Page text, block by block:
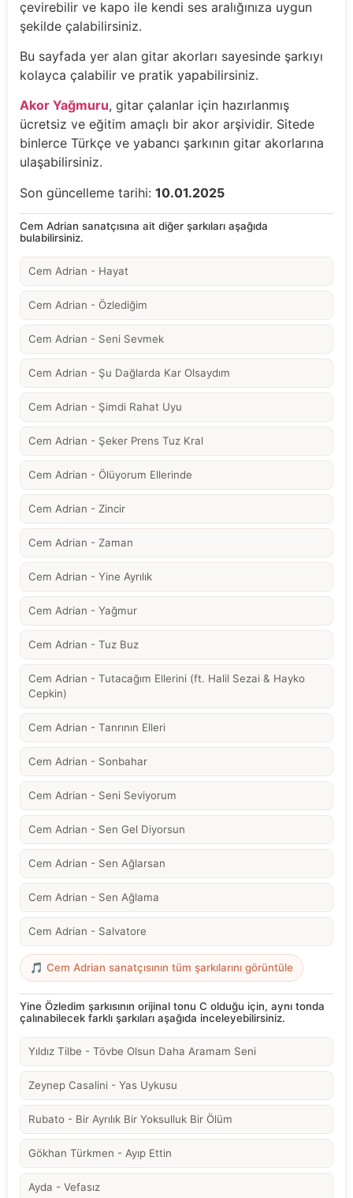
çevirebilir ve kapo ile kendi ses aralığınıza uygun
şekilde çalabilirsiniz.
Bu sayfada yer alan gitar akorları sayesinde şarkıyı
kolayca çalabilir ve pratik yapabilirsiniz.
Akor Yağmuru, gitar çalanlar için hazırlanmış
ücretsiz ve eğitim amaçlı bir akor arşividir. Sitede
binlerce Türkçe ve yabancı şarkının gitar akorlarına
ulaşabilirsiniz.
Son güncelleme tarihi: 10.01.2025
Cem Adrian sanatçısına ait diğer şarkıları aşağıda
bulabilirsiniz.
Cem Adrian - Hayat
Cem Adrian - Özlediğim
Cem Adrian - Seni Sevmek
Cem Adrian - Şu Dağlarda Kar Olsaydım
Cem Adrian - Şimdi Rahat Uyu
Cem Adrian - Şeker Prens Tuz Kral
Cem Adrian - Ölüyorum Ellerinde
Cem Adrian - Zincir
Cem Adrian - Zaman
Cem Adrian - Yine Ayrılık
Cem Adrian - Yağmur
Cem Adrian - Tuz Buz
Cem Adrian - Tutacağım Ellerini (ft. Halil Sezai & Hayko
Cepkin)
Cem Adrian - Tanrının Elleri
Cem Adrian - Sonbahar
Cem Adrian - Seni Seviyorum
Cem Adrian - Sen Gel Diyorsun
Cem Adrian - Sen Ağlarsan
Cem Adrian - Sen Ağlama
Cem Adrian - Salvatore
🎵 Cem Adrian sanatçısının tüm şarkılarını görüntüle
Yine Özledim şarkısının orijinal tonu C olduğu için, aynı tonda
çalınabilecek farklı şarkıları aşağıda inceleyebilirsiniz.
Yıldız Tilbe - Tövbe Olsun Daha Aramam Seni
Zeynep Casalini - Yas Uykusu
Rubato - Bir Ayrılık Bir Yoksulluk Bir Ölüm
Gökhan Türkmen - Ayıp Ettin
Ayda - Vefasız